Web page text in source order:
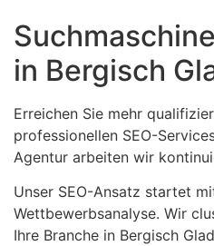
in Bergisch
Erreichen Sie mehr
professionellen SEO-
Agentur arbeiten wir
Unser SEO-Ansatz startet
Wettbewerbsanalyse. Wir
Ihre Branche in Bergisch